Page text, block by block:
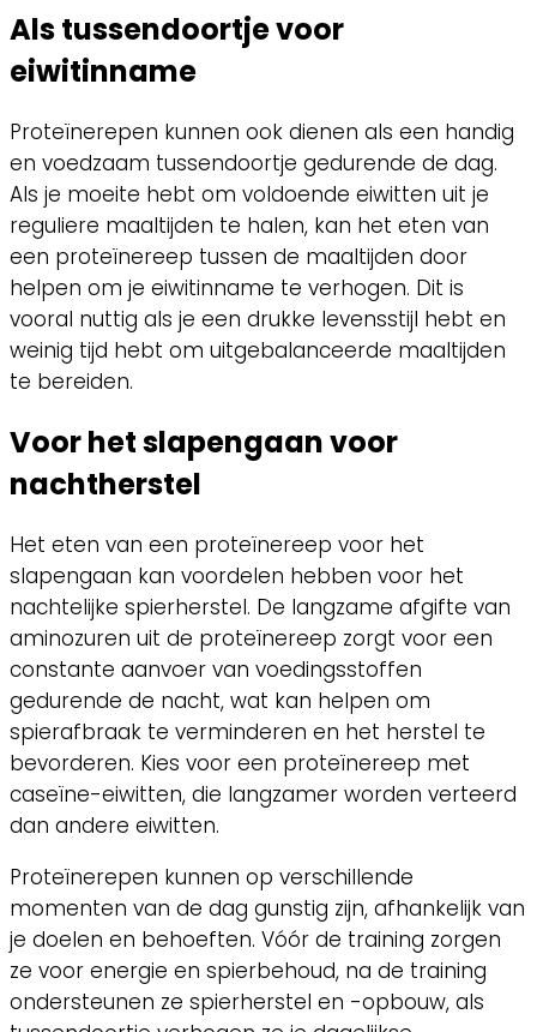
Als tussendoortje voor
eiwitinname
Proteïnerepen kunnen ook dienen als een handig
en voedzaam tussendoortje gedurende de dag.
Als je moeite hebt om voldoende eiwitten uit je
reguliere maaltijden te halen, kan het eten van
een proteïnereep tussen de maaltijden door
helpen om je eiwitinname te verhogen. Dit is
vooral nuttig als je een drukke levensstijl hebt en
weinig tijd hebt om uitgebalanceerde maaltijden
te bereiden.
Voor het slapengaan voor
nachtherstel
Het eten van een proteïnereep voor het
slapengaan kan voordelen hebben voor het
nachtelijke spierherstel. De langzame afgifte van
aminozuren uit de proteïnereep zorgt voor een
constante aanvoer van voedingsstoffen
gedurende de nacht, wat kan helpen om
spierafbraak te verminderen en het herstel te
bevorderen. Kies voor een proteïnereep met
caseïne-eiwitten, die langzamer worden verteerd
dan andere eiwitten.
Proteïnerepen kunnen op verschillende
momenten van de dag gunstig zijn, afhankelijk van
je doelen en behoeften. Vóór de training zorgen
ze voor energie en spierbehoud, na de training
ondersteunen ze spierherstel en -opbouw, als